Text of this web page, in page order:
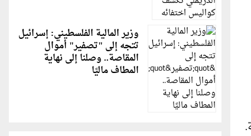
وزير المالية الفلسطيني: إسرائيل
تتجه إلى "تصفير" أموال
المقاصة.. وصلنا إلى نهاية
المطاف ماليًا